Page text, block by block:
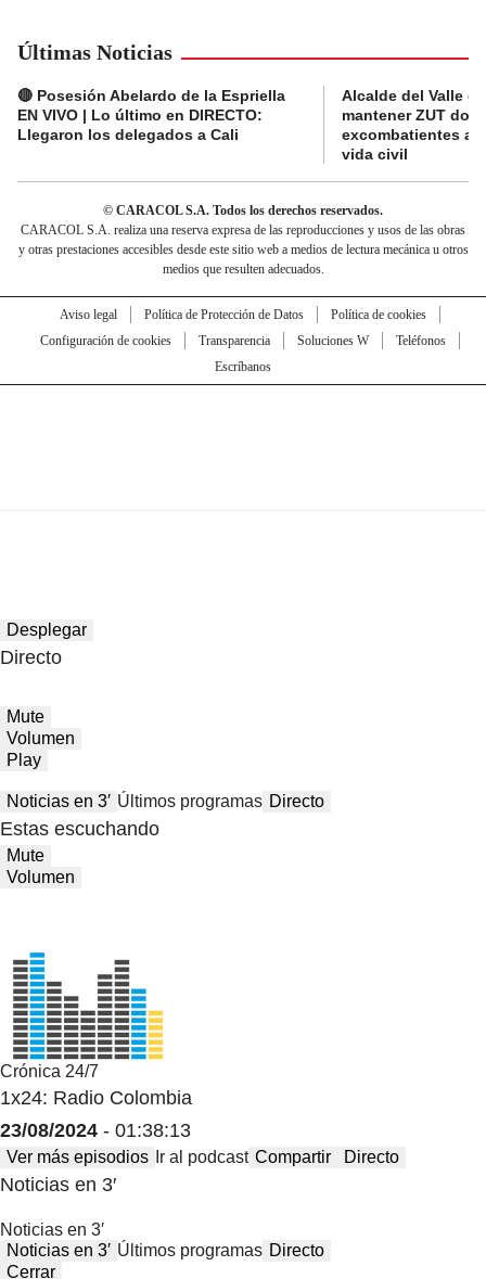
Últimas Noticias
🔴 Posesión Abelardo de la Espriella
EN VIVO | Lo último en DIRECTO:
Llegaron los delegados a Cali
Alcalde del Valle
mantener ZUT
excombatientes
vida civil
© CARACOL S.A. Todos los derechos reservados.
CARACOL S.A. realiza una reserva expresa de las reproducciones y usos de las obras
y otras prestaciones accesibles desde este sitio web a medios de lectura mecánica u otros
medios que resulten adecuados.
Aviso legal Política de Protección de Datos
Política de cookies
Configuración de cookies
Transparencia Soluciones W
Teléfonos
Escríbanos
Desplegar
Directo
Mute
Volumen
Play
Noticias en 3′ Últimos programas Directo
Estas escuchando
Mute
Volumen
Crónica 24/7
1x24: Radio Colombia
23/08/2024 - 01:38:13
Ver más episodios Ir al podcast Compartir Directo
Noticias en 3′
Noticias en 3′
Noticias en 3′ Últimos programas Directo
Cerrar